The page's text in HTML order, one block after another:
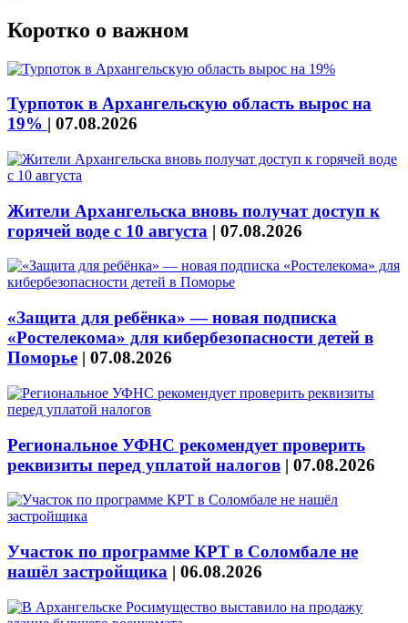
Коротко о важном
Турпоток в Архангельскую область вырос на
19% | 07.08.2026
Жители Архангельска вновь получат доступ к
горячей воде с 10 августа | 07.08.2026
«Защита для ребёнка» — новая подписка
«Ростелекома» для кибербезопасности детей в
Поморье | 07.08.2026
Региональное УФНС рекомендует проверить
реквизиты перед уплатой налогов | 07.08.2026
Участок по программе КРТ в Соломбале не
нашёл застройщика | 06.08.2026